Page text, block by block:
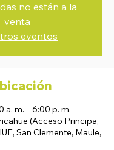
no están a la
venta
eventos
a. m. – 6:00 p. m.
(Acceso Principa,
San Clemente, Maule,